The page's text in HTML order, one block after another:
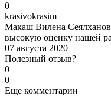
0
krasivokrasim
Макаш Вилена
высокую оценку нашей
07 августа 2020
Полезный отзыв?
0
0
Еще комментарии